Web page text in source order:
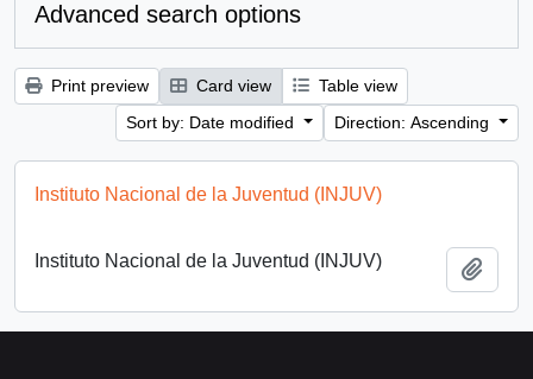
Advanced search options
Print preview Card view
Table view
Sort by: Date modified
Direction: Ascending
Instituto Nacional de la Juventud (INJUV)
Instituto Nacional de la Juventud (INJUV)